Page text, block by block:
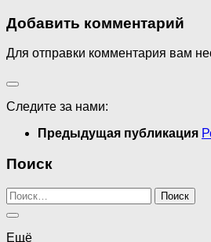
Добавить комментарий
Для отправки комментария вам
Следите за нами:
Предыдущая публикация
Поиск
Найти:
Ещё